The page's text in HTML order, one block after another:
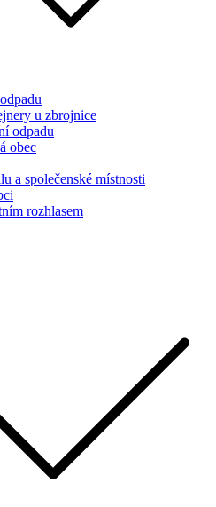
u zbrojnice
odpadu
obec
a společenské místnosti
rozhlasem